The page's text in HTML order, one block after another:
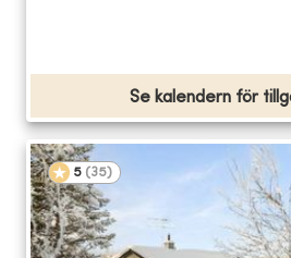
Se kalendern för
5 (35)